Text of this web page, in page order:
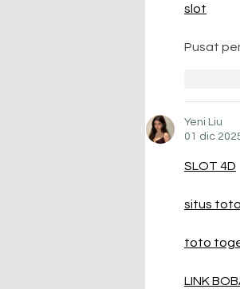
slot
Pusat
Yeni Liu
01 dic
SLOT 4D
situs toto
toto
LINK